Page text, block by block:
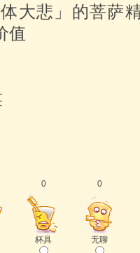
大悲」的菩萨
值
0
杯具
0
无聊